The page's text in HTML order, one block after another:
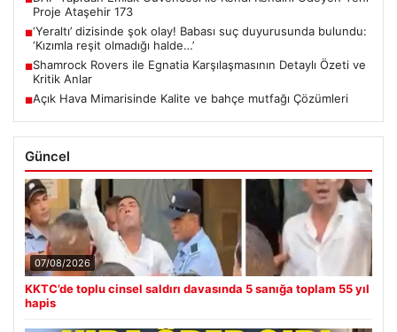
Proje Ataşehir 173
■‘Yeraltı’ dizisinde şok olay! Babası suç duyurusunda bulundu:
‘Kızımla reşit olmadığı halde…’
■Shamrock Rovers ile Egnatia Karşılaşmasının Detaylı Özeti ve
Kritik Anlar
■Açık Hava Mimarisinde Kalite ve bahçe mutfağı Çözümleri
Güncel
07/08/2026
KKTC’de toplu cinsel saldırı davasında 5 sanığa toplam 55 yıl
hapis